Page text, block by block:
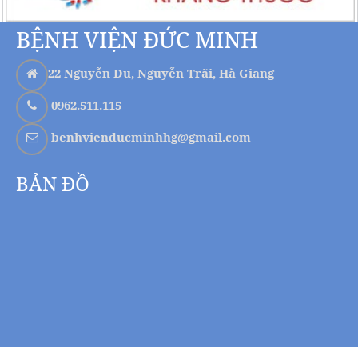
BỆNH VIỆN ĐỨC MINH
22 Nguyễn Du, Nguyễn Trãi, Hà Giang
0962.511.115
benhvienducminhhg@gmail.com
BẢN ĐỒ